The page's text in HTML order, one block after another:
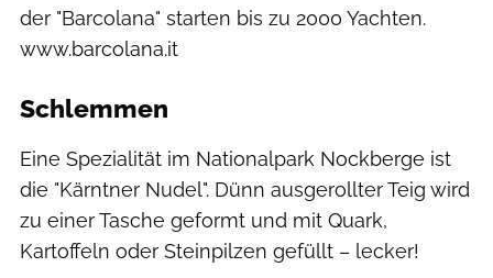
der "Barcolana" starten bis zu 2000 Yachten.
www.barcolana.it
Schlemmen
Eine Spezialität im Nationalpark Nockberge ist
die "Kärntner Nudel". Dünn ausgerollter Teig wird
zu einer Tasche geformt und mit Quark,
Kartoffeln oder Steinpilzen gefüllt – lecker!